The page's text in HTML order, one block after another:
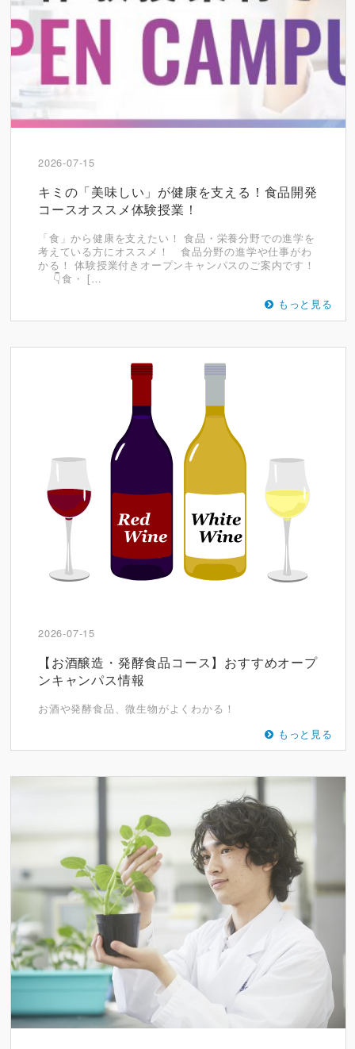
2026-07-15
キミの「美味しい」が健康を支える！食品開発
コースオススメ体験授業！
「食」から健康を支えたい！ 食品・栄養分野での進学を
考えている方にオススメ！ 食品分野の進学や仕事がわ
かる！ 体験授業付きオープンキャンパスのご案内です！
👇食・ […
もっと見る
2026-07-15
【お酒醸造・発酵食品コース】おすすめオープ
ンキャンパス情報
お酒や発酵食品、微生物がよくわかる！
もっと見る